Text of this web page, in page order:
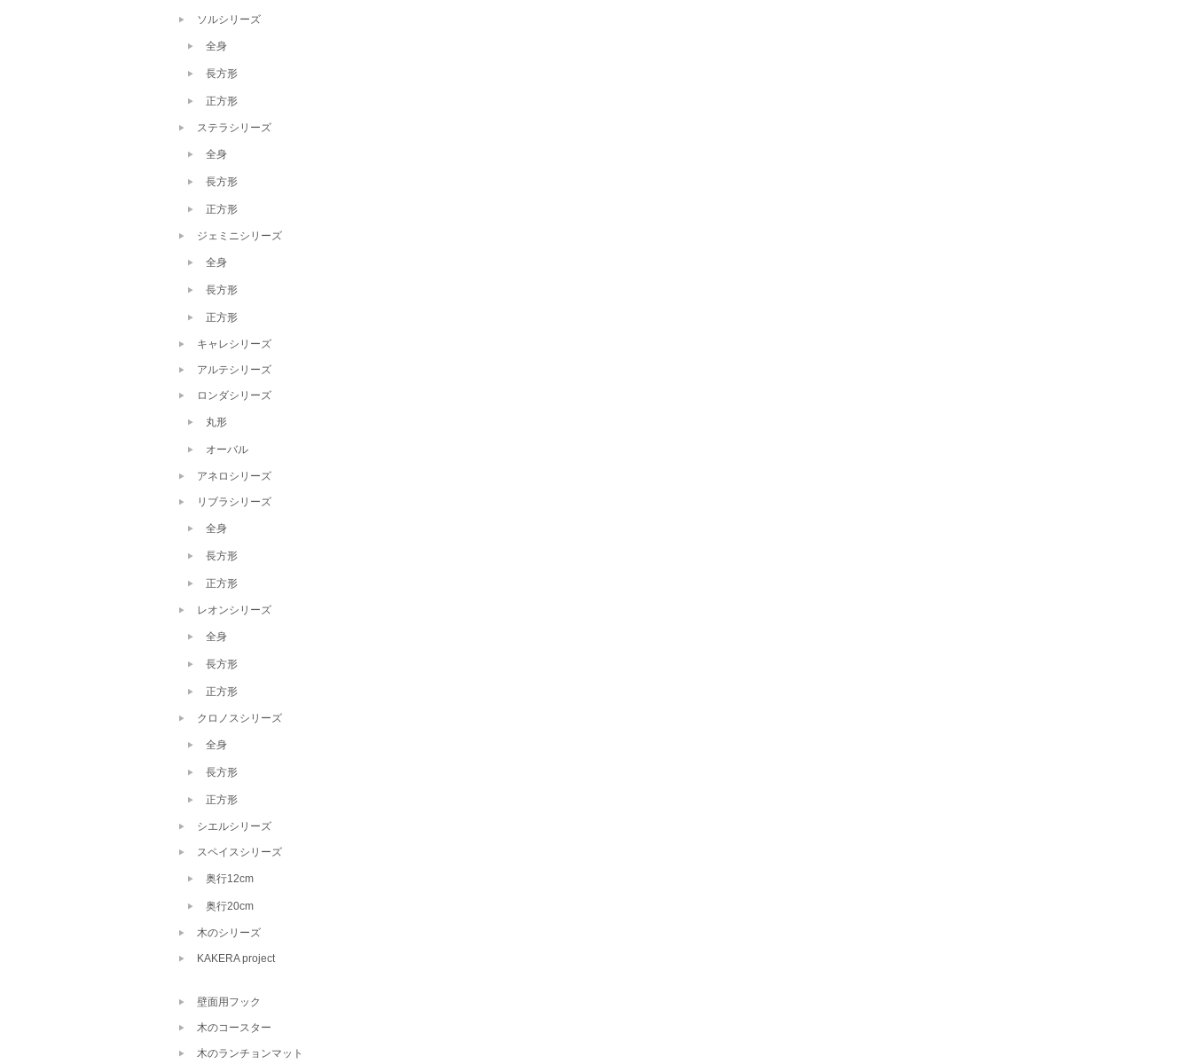
ソルシリーズ
全身
長方形
正方形
ステラシリーズ
全身
長方形
正方形
ジェミニシリーズ
全身
長方形
正方形
キャレシリーズ
アルテシリーズ
ロンダシリーズ
丸形
オーバル
アネロシリーズ
リブラシリーズ
全身
長方形
正方形
レオンシリーズ
全身
長方形
正方形
クロノスシリーズ
全身
長方形
正方形
シエルシリーズ
スペイスシリーズ
奥行12cm
奥行20cm
木のシリーズ
KAKERA project
壁面用フック
木のコースター
木のランチョンマット